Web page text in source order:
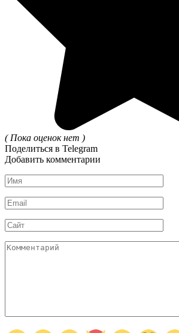
( Пока оценок нет )
Поделиться в Telegram
Добавить комментарии
Имя
*
Email
*
Сайт
Комментарий